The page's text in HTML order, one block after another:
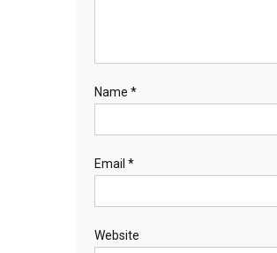
Name *
Email *
Website